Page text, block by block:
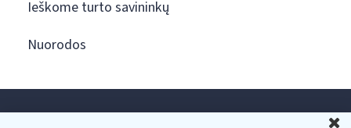
Ieškome turto savininkų
Nuorodos